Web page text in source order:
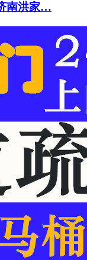
南洪家…